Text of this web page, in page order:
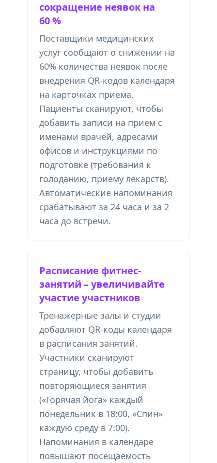
сокращение неявок на
60 %
Поставщики медицинских
услуг сообщают о снижении на
60% количества неявок после
внедрения QR-кодов календаря
на карточках приема.
Пациенты сканируют, чтобы
добавить записи на прием с
именами врачей, адресами
офисов и инструкциями по
подготовке (требования к
голоданию, приему лекарств).
Автоматические напоминания
срабатывают за 24 часа и за 2
часа до встречи.
Расписание фитнес-
занятий – увеличивайте
участие участников
Тренажерные залы и студии
добавляют QR-коды календаря
в расписания занятий.
Участники сканируют
страницу, чтобы добавить
повторяющиеся занятия
(«Горячая йога» каждый
понедельник в 18:00, «Спин»
каждую среду в 7:00).
Напоминания в календаре
повышают посещаемость